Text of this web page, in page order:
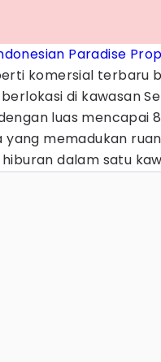
Paradise
komersial terbaru
di kawasan
luas mencapai
yang memadukan
dalam satu